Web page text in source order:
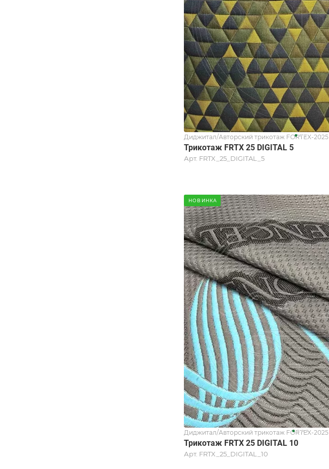
Диджитал/Авторский трикотаж FORTEX-2025
Трикотаж FRTX 25 DIGITAL 5
Арт. FRTX_25_DIGITAL_5
НОВИНКА
Диджитал/Авторский трикотаж FORTEX-2025
Трикотаж FRTX 25 DIGITAL 10
Арт. FRTX_25_DIGITAL_10